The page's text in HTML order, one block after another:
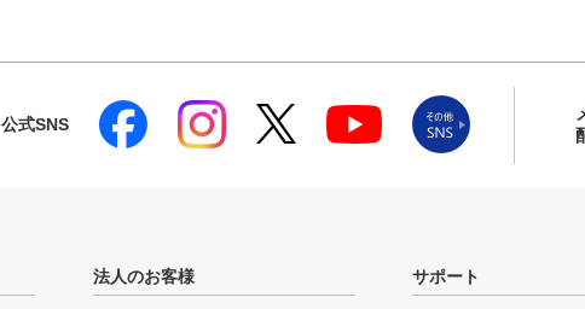
公式SNS
法人のお客様 サポート